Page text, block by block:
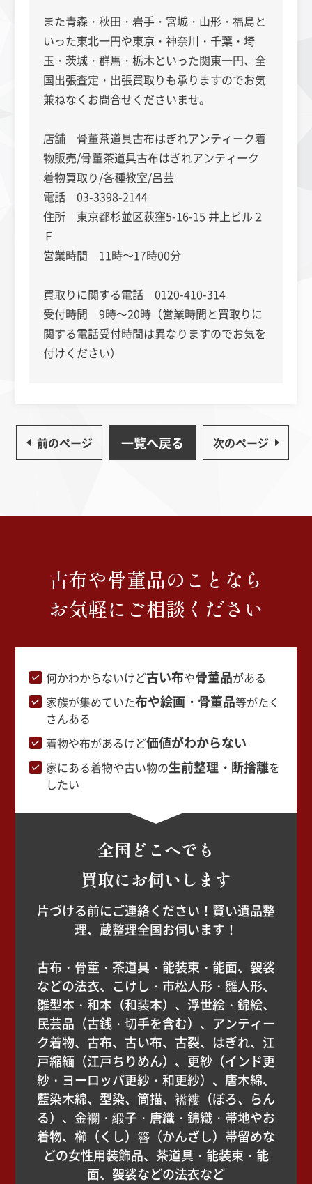
また青森・秋田・岩手・宮城・山形・福島と
いった東北一円や東京・神奈川・千葉・埼
玉・茨城・群馬・栃木といった関東一円、全
国出張査定・出張買取りも承りますのでお気
兼ねなくお問合せくださいませ。
店舗 骨董茶道具古布はぎれアンティーク着
物販売/骨董茶道具古布はぎれアンティーク
着物買取り/各種教室/呂芸
電話 03-3398-2144
住所 東京都杉並区荻窪5-16-15 井上ビル２
Ｆ
営業時間 11時～17時00分
買取りに関する電話 0120-410-314
受付時間 9時～20時（営業時間と買取りに
関する電話受付時間は異なりますのでお気を
付けください）
前のページ 一覧へ戻る 次のページ
古布や骨董品のことなら
お気軽にご相談ください
何かわからないけど古い布や骨董品がある
家族が集めていた布や絵画・骨董品等がたく
さんある
着物や布があるけど価値がわからない
家にある着物や古い物の生前整理・断捨離を
したい
全国どこへでも
買取にお伺いします
片づける前にご連絡ください！賢い遺品整
理、蔵整理全国お伺います！
古布・骨董・茶道具・能装束・能面、袈裟
などの法衣、こけし・市松人形・雛人形、
雛型本・和本（和装本）、浮世絵・錦絵、
民芸品（古銭・切手を含む）、アンティー
ク着物、古布、古い布、古裂、はぎれ、江
戸縮緬（江戸ちりめん）、更紗（インド更
紗・ヨーロッパ更紗・和更紗）、唐木綿、
藍染木綿、型染、筒描、襤褸（ぼろ、らん
る）、金襴・緞子・唐織・錦織・帯地やお
着物、櫛（くし）簪（かんざし）帯留めな
どの女性用装飾品、茶道具・能装束・能
面、袈裟などの法衣など